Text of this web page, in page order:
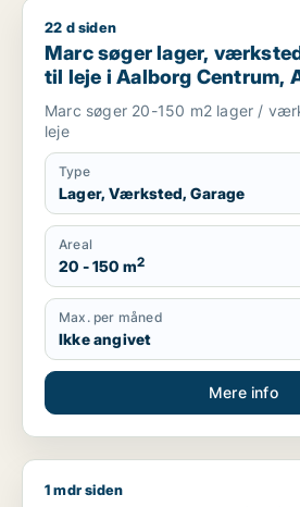
Marc søger lager, værksted eller
22 d siden
Marc søger lager,
til leje i Aalborg Centrum,
eller Aalborg SØ m.fl.
Marc søger 20-150 m2 lager /
leje
Type
Lager, Værksted, Garage
Areal
20 - 150 m2
Max. per måned
Ikke angivet
Mere info
Eva søger værksted til leje i
1 mdr siden